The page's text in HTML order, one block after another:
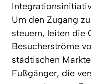
Um den Zugang
steuern, leiten die
Besucherströme
städtischen
Fußgänger, die